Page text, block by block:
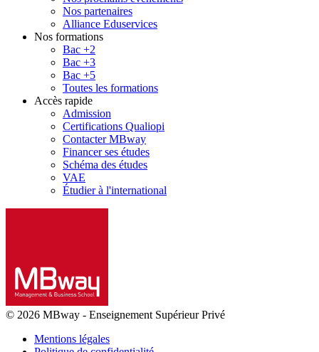
Nos partenaires
Alliance Eduservices
Nos formations
Bac +2
Bac +3
Bac +5
Toutes les formations
Accès rapide
Admission
Certifications Qualiopi
Contacter MBway
Financer ses études
Schéma des études
VAE
Étudier à l'international
© 2026 MBway - Enseignement Supérieur Privé
Mentions légales